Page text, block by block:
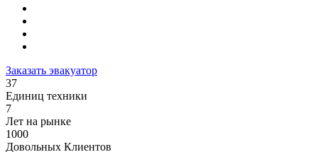
Заказать эвакуатор
37
Единиц техники
7
Лет на рынке
1000
Довольных Клиентов